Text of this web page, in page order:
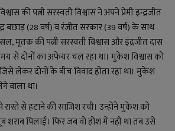
की पत्नी सरस्वती विश्वास ने अपने प्रेमी इन्द्रजीत
बछाड़ (28 वर्ष) व रंजीत सरकार (39 वर्ष) के साथ
मृतक की पत्नी सरस्वती विश्वास और इंद्रजीत दास
से दोनों का अफेयर चल रहा था। मुकेश विश्वास को
लेकर दोनों के बीच विवाद होता रहा था। मुकेश
वाला था।
से हटाने की साजिश रची। उन्होंने मुकेश को
पिलाई। फिर जब वो होश में नही था तब उसे